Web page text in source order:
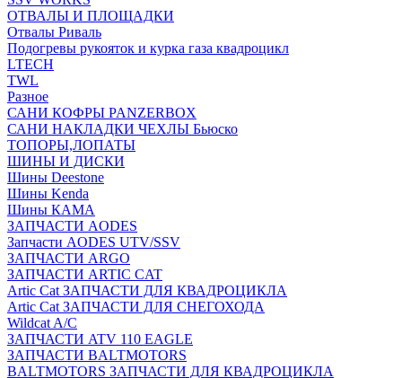
ОТВАЛЫ И ПЛОЩАДКИ
Отвалы Риваль
Подогревы рукояток и курка газа квадроцикл
LTECH
TWL
Разное
САНИ КОФРЫ PANZERBOX
САНИ НАКЛАДКИ ЧЕХЛЫ Бьюско
ТОПОРЫ,ЛОПАТЫ
ШИНЫ И ДИСКИ
Шины Deestone
Шины Kenda
Шины КАМА
ЗАПЧАСТИ AODES
Запчасти AODES UTV/SSV
ЗАПЧАСТИ ARGO
ЗАПЧАСТИ ARTIC CAT
Artic Cat ЗАПЧАСТИ ДЛЯ КВАДРОЦИКЛА
Artic Cat ЗАПЧАСТИ ДЛЯ СНЕГОХОДА
Wildcat A/C
ЗАПЧАСТИ ATV 110 EAGLE
ЗАПЧАСТИ BALTMOTORS
BALTMOTORS ЗАПЧАСТИ ДЛЯ КВАДРОЦИКЛА